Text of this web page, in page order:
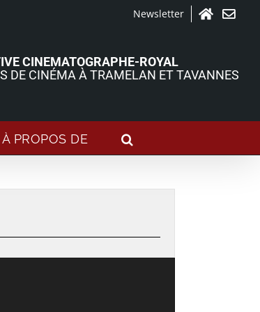
Newsletter
CINEMATOGRAPHE-ROYAL
DE CINÉMA À TRAMELAN ET TAVANNES
À PROPOS DE